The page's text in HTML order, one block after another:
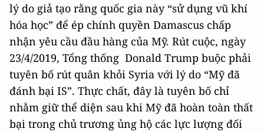
lý do giả tạo rằng quốc gia này “sử dụng vũ khí
hóa học” để ép chính quyền Damascus chấp
nhận yêu cầu đầu hàng của Mỹ. Rút cuộc, ngày
23/4/2019, Tổng thống Donald Trump buộc phải
tuyên bố rút quân khỏi Syria với lý do “Mỹ đã
đánh bại IS”. Thực chất, đây là tuyên bố chỉ
nhằm giữ thể diện sau khi Mỹ đã hoàn toàn thất
bại trong chủ trương ủng hộ các lực lượng đối